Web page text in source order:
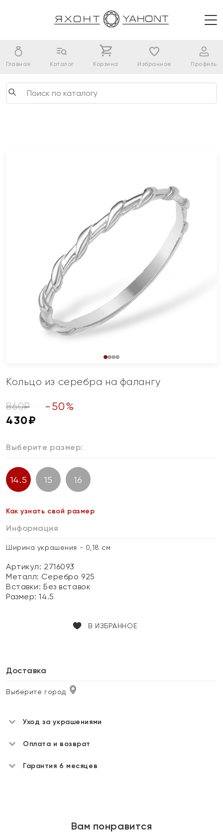
Главная Каталог Корзина Избранное Профиль
Кольцо из серебра на фалангу
860₽ - 50%
430₽
Выберите размер:
14.5 15 16
Как узнать свой размер
Информация
Ширина украшения - 0,18 см
Артикул: 2716093
Металл: Серебро 925
Вставки:Без вставок
Размер:14.5
В ИЗБРАННОЕ
Доставка
Выберите город
Уход за украшениями
Оплата и возврат
Гарантия 6 месяцев
Вам понравится